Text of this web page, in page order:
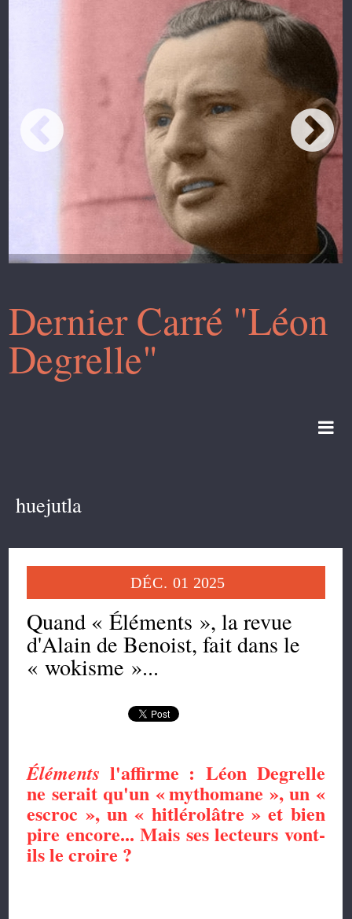
Dernier Carré "Léon
Degrelle"
huejutla
DÉC. 01 2025
Quand « Éléments », la revue
d'Alain de Benoist, fait dans le
« wokisme »...
Éléments l'affirme :Léon Degrelle
ne serait qu'un «mythomane »,un «
escroc », un « hitlérolâtre » et bien
pire encore...Mais ses lecteurs vont-
ils le croire ?